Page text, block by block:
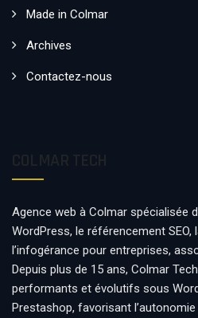
Made in Colmar
Archives
Contactez-nous
Agence web à Colmar spécialisée
WordPress, le référencement SEO,
l’infogérance pour entreprises,
Depuis plus de 15 ans, Colmar
performants et évolutifs sous
Prestashop, favorisant